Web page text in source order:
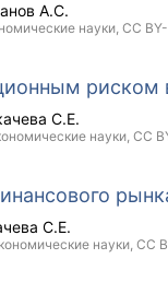
А.С.
науки, CC
риском
С.Е.
науки, CC
С.Е.
науки, CC